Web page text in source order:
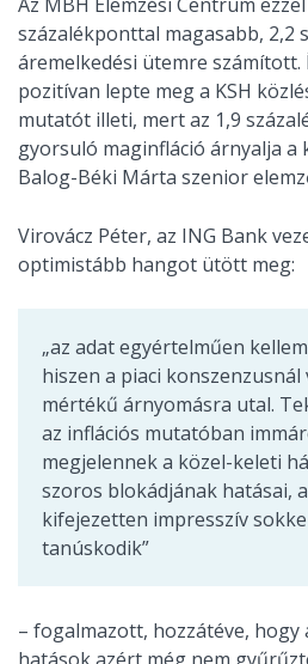
százalékponttal magasabb, 2,2
áremelkedési ütemre
pozitívan lepte meg a KSH
mutatót illeti, mert az 1,9
gyorsuló maginfláció árnyalja a
Balog-Béki Márta szenior
Virovácz Péter, az ING Bank
optimistább hangot ütött meg:
„az adat egyértelműen
hiszen a piaci konszenzusnál
mértékű árnyomásra utal.
az inflációs mutatóban
megjelennek a közel-keleti
szoros blokádjának hatásai,
kifejezetten impresszív
tanúskodik”
– fogalmazott, hozzátéve, hogy